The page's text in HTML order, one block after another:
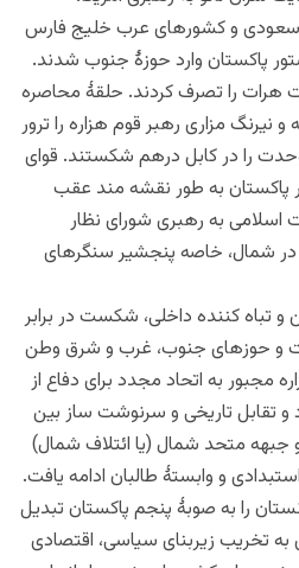
و کشورهای عرب خلیج فارس
پاکستان وارد حوزۀ جنوب شدند.
هرات را تصرف کردند. حلقۀ محاصره
و نیرنگ مزاری رهبر قوم هزاره را ترور
را در کابل درهم شکستند. قوای
به طور نقشه مند عقب
به رهبری شورای نظار
در شمال، خاصه پنجشیر سنگرهای
تباه کننده داخلی، شکست در برابر
و حوزهای جنوب، غرب و شرق وطن
مجبور به اتحاد مجدد برای دفاع از
و تقابل تاریخی و سرنوشت ساز بین
جبهه متحد شمال (یا ائتلاف شمال)
و وابستۀ طالبان ادامه یافت.
را به صوبۀ پنجم پاکستان تبدیل
به تخریب زیربنای سیاسی، اقتصادی